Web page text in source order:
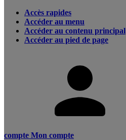
Accès rapides
Accéder au menu
Accéder au contenu principal
Accéder au pied de page
compte Mon compte